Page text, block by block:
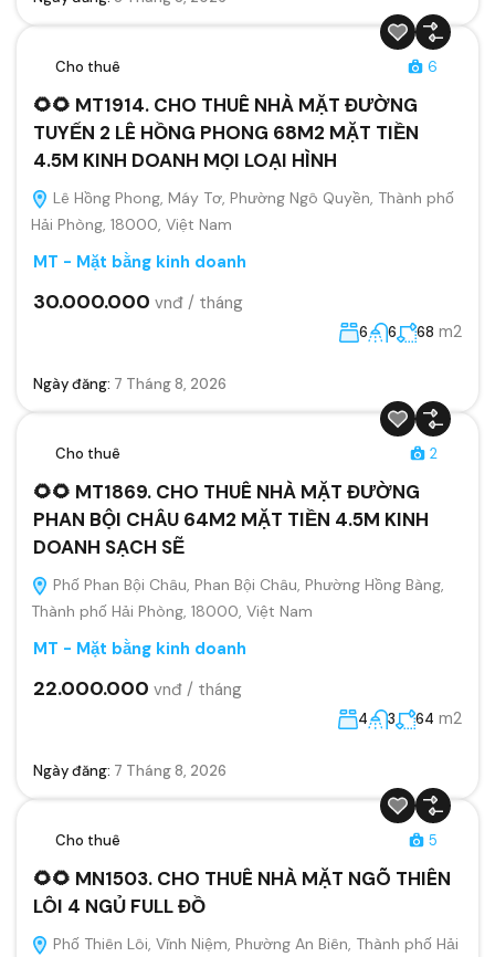
Cho thuê 6
🌻🌻 MT1914. CHO THUÊ NHÀ MẶT ĐƯỜNG
TUYẾN 2 LÊ HỒNG PHONG 68M2 MẶT TIỀN
4.5M KINH DOANH MỌI LOẠI HÌNH
Lê Hồng Phong, Máy Tơ, Phường Ngô Quyền, Thành phố
Hải Phòng, 18000, Việt Nam
MT - Mặt bằng kinh doanh
30.000.000 vnđ / tháng
6 6 68 m2
Ngày đăng: 7 Tháng 8, 2026
Cho thuê 2
🌻🌻 MT1869. CHO THUÊ NHÀ MẶT ĐƯỜNG
PHAN BỘI CHÂU 64M2 MẶT TIỀN 4.5M KINH
DOANH SẠCH SẼ
Phố Phan Bội Châu, Phan Bội Châu, Phường Hồng Bàng,
Thành phố Hải Phòng, 18000, Việt Nam
MT - Mặt bằng kinh doanh
22.000.000 vnđ / tháng
4 3 64 m2
Ngày đăng: 7 Tháng 8, 2026
Cho thuê 5
🌻🌻 MN1503. CHO THUÊ NHÀ MẶT NGÕ THIÊN
LÔI 4 NGỦ FULL ĐỒ
Phố Thiên Lôi, Vĩnh Niệm, Phường An Biên, Thành phố Hải